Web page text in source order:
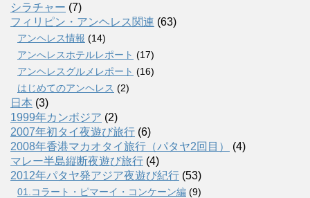
シラチャー (7)
フィリピン・アンヘレス関連 (63)
アンヘレス情報 (14)
アンへレスホテルレポート (17)
アンヘレスグルメレポート (16)
はじめてのアンヘレス (2)
日本 (3)
1999年カンボジア (2)
2007年初タイ夜遊び旅行 (6)
2008年香港マカオタイ旅行（パタヤ2回目）
(4)
マレー半島縦断夜遊び旅行 (4)
2012年パタヤ発アジア夜遊び紀行 (53)
01.コラート・ピマーイ・コンケーン編 (9)